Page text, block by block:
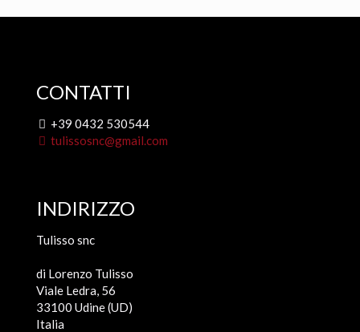
CONTATTI
+39 0432 530544
tulissosnc@gmail.com
INDIRIZZO
Tulisso snc
di Lorenzo Tulisso
Viale Ledra, 56
33100 Udine (UD)
Italia